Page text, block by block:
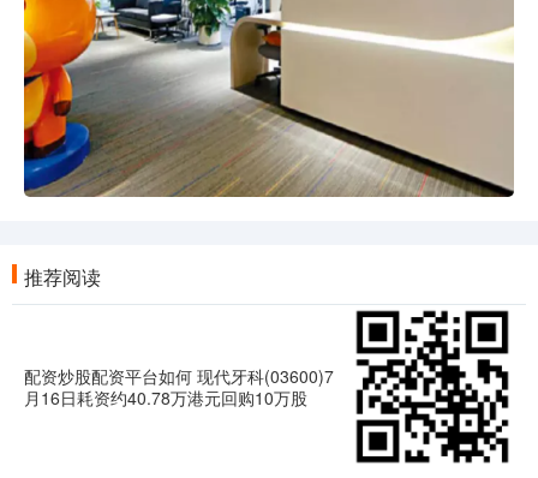
推荐阅读
配资炒股配资平台如何 现代牙科(03600)7
月16日耗资约40.78万港元回购10万股